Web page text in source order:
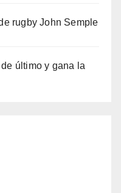
rugby John Semple
último y gana la